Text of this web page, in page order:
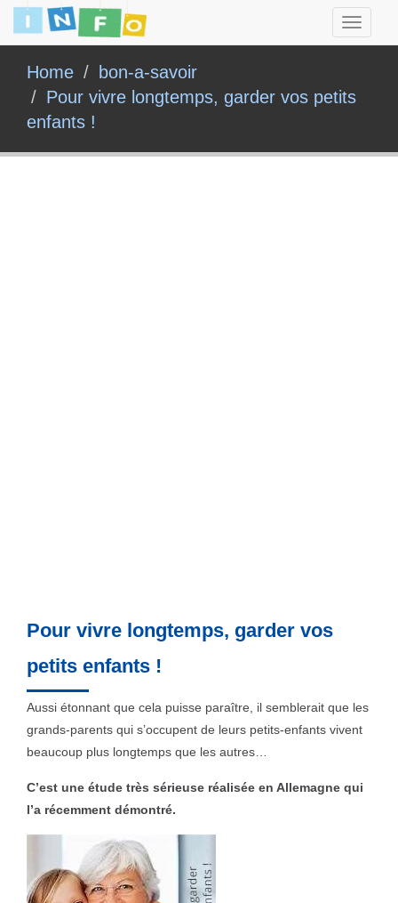
Toggle
Home
bon-a-savoir
Pour vivre longtemps, garder vos petits
enfants !
Pour vivre longtemps, garder vos
petits enfants !
Aussi étonnant que cela puisse paraître, il semblerait que les
grands-parents qui s’occupent de leurs petits-enfants vivent
beaucoup plus longtemps que les autres…
C’est une étude très sérieuse réalisée en Allemagne qui
l’a récemment démontré.